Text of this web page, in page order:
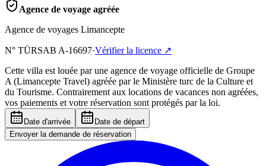
Agence de voyage agréée
Agence de voyages Limancepte
N° TÜRSAB A-16697·Vérifier la licence ↗
Cette villa est louée par une agence de voyage officielle de Groupe
A (Limancepte Travel) agréée par le Ministère turc de la Culture et
du Tourisme. Contrairement aux locations de vacances non agréées,
vos paiements et votre réservation sont protégés par la loi.
Date d'arrivée
Date de départ
Envoyer la demande de réservation